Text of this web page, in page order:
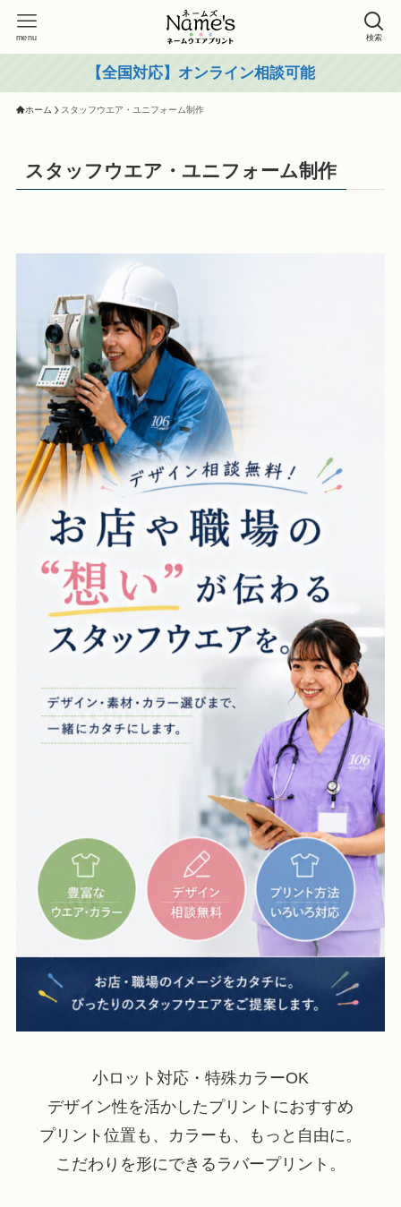
検索
menu
【全国対応】オンライン相談可能
ホーム スタッフウエア・ユニフォーム制作
スタッフウエア・ユニフォーム制作
小ロット対応・特殊カラーOK
デザイン性を活かしたプリントにおすすめ
プリント位置も、カラーも、もっと自由に。
こだわりを形にできるラバープリント。